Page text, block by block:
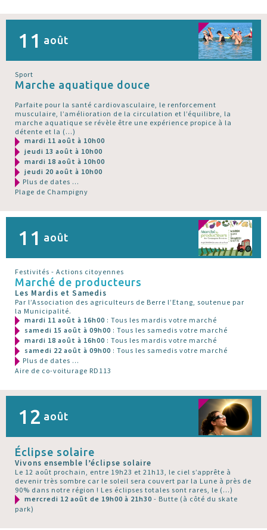
11 août
Sport
Marche aquatique douce
Parfaite pour la santé cardiovasculaire, le renforcement
musculaire, l’amélioration de la circulation et l’équilibre, la
marche aquatique se révèle être une expérience propice à la
détente et la (…)
mardi 11 août à 10h00
jeudi 13 août à 10h00
mardi 18 août à 10h00
jeudi 20 août à 10h00
Plus de dates ...
Plage de Champigny
11 août
Festivités - Actions citoyennes
Marché de producteurs
Les Mardis et Samedis
Par l’Association des agriculteurs de Berre l’Etang, soutenue par
la Municipalité.
mardi 11 août à 16h00 : Tous les mardis votre marché
samedi 15 août à 09h00 : Tous les samedis votre marché
mardi 18 août à 16h00 : Tous les mardis votre marché
samedi 22 août à 09h00 : Tous les samedis votre marché
Plus de dates ...
Aire de co-voiturage RD113
12 août
Éclipse solaire
Vivons ensemble l’éclipse solaire
Le 12 août prochain, entre 19h23 et 21h13, le ciel s’apprête à
devenir très sombre car le soleil sera couvert par la Lune à près de
90% dans notre région ! Les éclipses totales sont rares, le (…)
mercredi 12 août de 19h00 à 21h30 - Butte (à côté du skate
park)